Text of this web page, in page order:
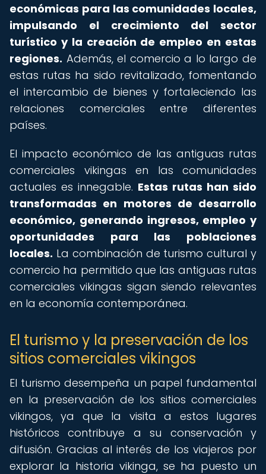
económicas para las comunidades locales,
impulsando el crecimiento del sector
turístico y la creación de empleo en estas
regiones. Además, el comercio a lo largo de
estas rutas ha sido revitalizado, fomentando
el intercambio de bienes y fortaleciendo las
relaciones comerciales entre diferentes
países.
El impacto económico de las antiguas rutas
comerciales vikingas en las comunidades
actuales es innegable. Estas rutas han sido
transformadas en motores de desarrollo
económico, generando ingresos, empleo y
oportunidades para las poblaciones
locales. La combinación de turismo cultural y
comercio ha permitido que las antiguas rutas
comerciales vikingas sigan siendo relevantes
en la economía contemporánea.
El turismo y la preservación de los
sitios comerciales vikingos
El turismo desempeña un papel fundamental
en la preservación de los sitios comerciales
vikingos, ya que la visita a estos lugares
históricos contribuye a su conservación y
difusión. Gracias al interés de los viajeros por
explorar la historia vikinga, se ha puesto un